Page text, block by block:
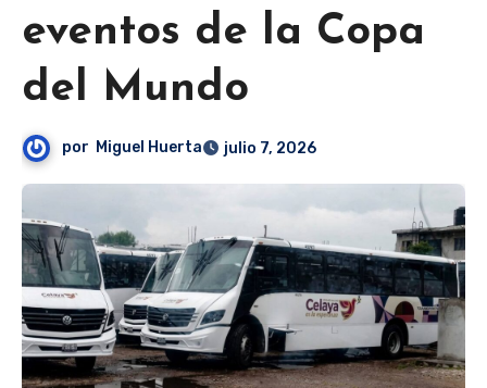
eventos de la Copa
del Mundo
por Miguel Huerta julio 7, 2026